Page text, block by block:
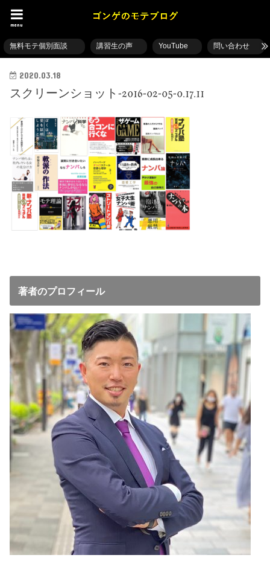
menu
無料モテ個別面談 講習生の声 YouTube 問い合わせ
2020.03.18
スクリーンショット-2016-02-05-0.17.11
著者のプロフィール